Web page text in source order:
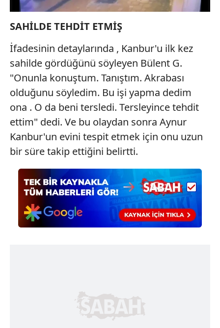
SAHİLDE TEHDİT ETMİŞ
İfadesinin detaylarında , Kanbur'u ilk kez
sahilde gördüğünü söyleyen Bülent G.
"Onunla konuştum. Tanıştım. Akrabası
olduğunu söyledim. Bu işi yapma dedim
ona . O da beni tersledi. Tersleyince tehdit
ettim" dedi. Ve bu olaydan sonra Aynur
Kanbur'un evini tespit etmek için onu uzun
bir süre takip ettiğini belirtti.